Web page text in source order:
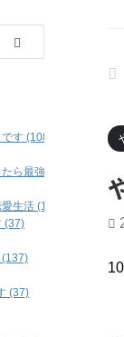
す (108)
ら最強だった件 (46)
生活 (17)
(37)
(137)
(37)